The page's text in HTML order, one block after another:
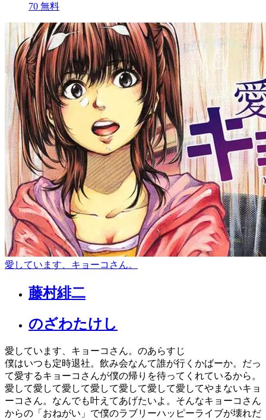
70 無料
愛しています、キョーコさん。
藤村緋二
のざわたけし
愛しています、キョーコさん。のあらすじ
僕はいつも定時退社。飲み会なんて誰が行くかばーか。だっ
て愛するキョーコさんが僕の帰りを待ってくれているから。
愛して愛して愛して愛して愛して愛して愛してやまないキョ
ーコさん。なんでも叶えてあげたいよ。そんなキョーコさん
からの「おねがい」で僕のラブリーハッピーライブが壊れだ